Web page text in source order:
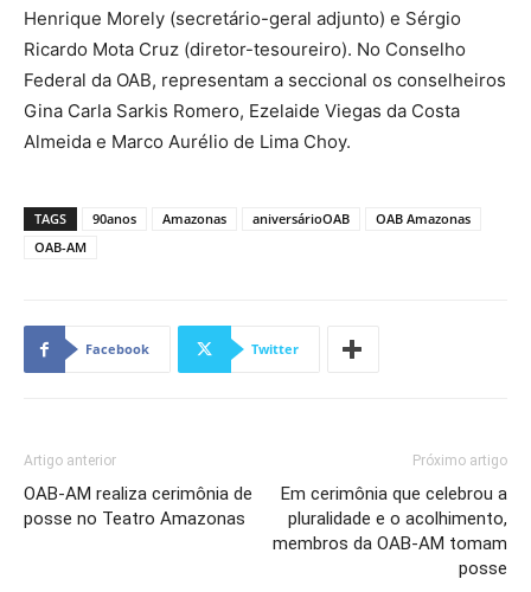
Henrique Morely (secretário-geral adjunto) e Sérgio
Ricardo Mota Cruz (diretor-tesoureiro). No Conselho
Federal da OAB, representam a seccional os conselheiros
Gina Carla Sarkis Romero, Ezelaide Viegas da Costa
Almeida e Marco Aurélio de Lima Choy.
TAGS 90anos Amazonas aniversárioOAB
OAB Amazonas
OAB-AM
Facebook Twitter
Artigo anterior
OAB-AM realiza cerimônia de
posse no Teatro Amazonas
Próximo artigo
Em cerimônia que celebrou a
pluralidade e o acolhimento,
membros da OAB-AM tomam
posse